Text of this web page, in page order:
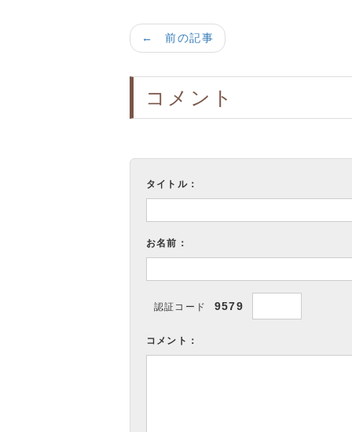
← 前の記事
コメント
タイトル：
お名前：
認証コード 9579
コメント：